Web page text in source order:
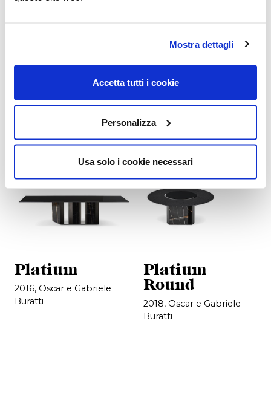
Mostra dettagli
Accetta tutti i cookie
Personalizza
Usa solo i cookie necessari
Buratti
2022, Oscar e Gabriele
Buratti
Platium
2016, Oscar e Gabriele
Buratti
Platium
Round
2018, Oscar e Gabriele
Buratti